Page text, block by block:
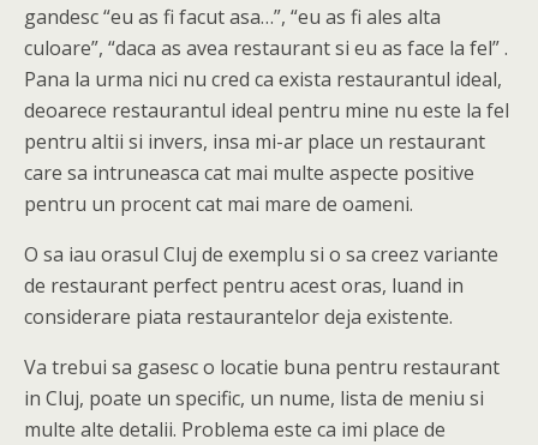
gandesc “eu as fi facut asa…”, “eu as fi ales alta
culoare”, “daca as avea restaurant si eu as face la fel” .
Pana la urma nici nu cred ca exista restaurantul ideal,
deoarece restaurantul ideal pentru mine nu este la fel
pentru altii si invers, insa mi-ar place un restaurant
care sa intruneasca cat mai multe aspecte positive
pentru un procent cat mai mare de oameni.
O sa iau orasul Cluj de exemplu si o sa creez variante
de restaurant perfect pentru acest oras, luand in
considerare piata restaurantelor deja existente.
Va trebui sa gasesc o locatie buna pentru restaurant
in Cluj, poate un specific, un nume, lista de meniu si
multe alte detalii. Problema este ca imi place de